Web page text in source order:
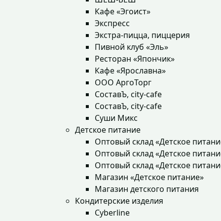
Кафе «Эгоист»
Экспресс
Экстра-пицца, пиццерия
Пивной клуб «Эль»
Ресторан «Япончик»
Кафе «Ярославна»
ООО АргоТорг
СоставЪ, city-cafe
СоставЪ, city-cafe
Суши Микс
Детское питание
Оптовый склад «Детское
Оптовый склад «Детское
Оптовый склад «Детское
Магазин «Детское питание»
Магазин детского питания
Кондитерские изделия
Cyberline